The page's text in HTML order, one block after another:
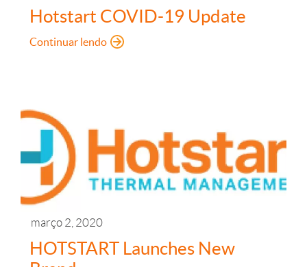
Hotstart COVID-19 Update
Continuar lendo: Hotstart COVID-19 Update
março 2, 2020
HOTSTART Launches New